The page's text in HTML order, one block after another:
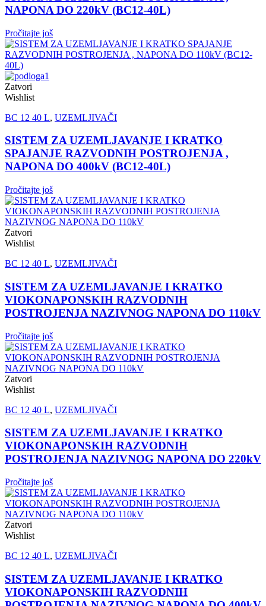
NAPONA DO 220kV (BC12-40L)
Pročitajte još
Zatvori
Wishlist
BC 12 40 L, UZEMLJIVAČI
SISTEM ZA UZEMLJAVANJE I KRATKO
SPAJANJE RAZVODNIH POSTROJENJA ,
NAPONA DO 400kV (BC12-40L)
Pročitajte još
Zatvori
Wishlist
BC 12 40 L, UZEMLJIVAČI
SISTEM ZA UZEMLJAVANJE I KRATKO
VIOKONAPONSKIH RAZVODNIH
POSTROJENJA NAZIVNOG NAPONA DO 110kV
Pročitajte još
Zatvori
Wishlist
BC 12 40 L, UZEMLJIVAČI
SISTEM ZA UZEMLJAVANJE I KRATKO
VIOKONAPONSKIH RAZVODNIH
POSTROJENJA NAZIVNOG NAPONA DO 220kV
Pročitajte još
Zatvori
Wishlist
BC 12 40 L, UZEMLJIVAČI
SISTEM ZA UZEMLJAVANJE I KRATKO
VIOKONAPONSKIH RAZVODNIH